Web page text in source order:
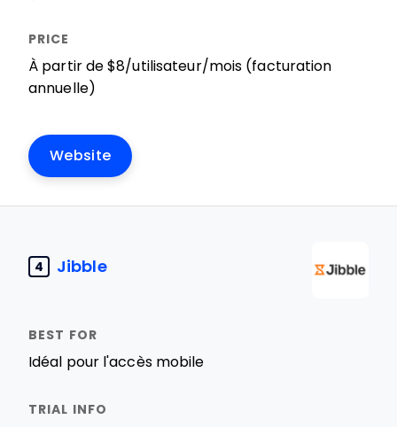
À partir de $8/utilisateur/mois (facturation
annuelle)
Website
4 Jibble
Idéal pour l'accès mobile